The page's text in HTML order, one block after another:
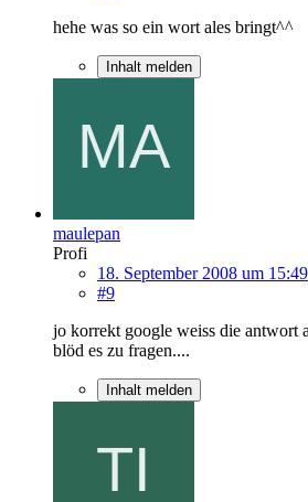
hehe was so ein wort ales bringt^^
Inhalt melden
maulepan
Profi
18. September 2008 um 15:49
#9
jo korrekt google weiss die antwort
blöd es zu fragen....
Inhalt melden